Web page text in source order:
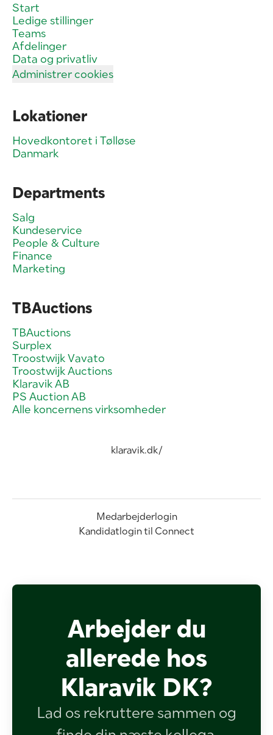
Start
Ledige stillinger
Teams
Afdelinger
Data og privatliv
Administrer cookies
Lokationer
Hovedkontoret i Tølløse
Danmark
Departments
Salg
Kundeservice
People & Culture
Finance
Marketing
TBAuctions
TBAuctions
Surplex
Troostwijk Vavato
Troostwijk Auctions
Klaravik AB
PS Auction AB
Alle koncernens virksomheder
klaravik.dk/
Medarbejderlogin
Kandidatlogin til Connect
Arbejder du
allerede hos
Klaravik DK?
Lad os rekruttere sammen og